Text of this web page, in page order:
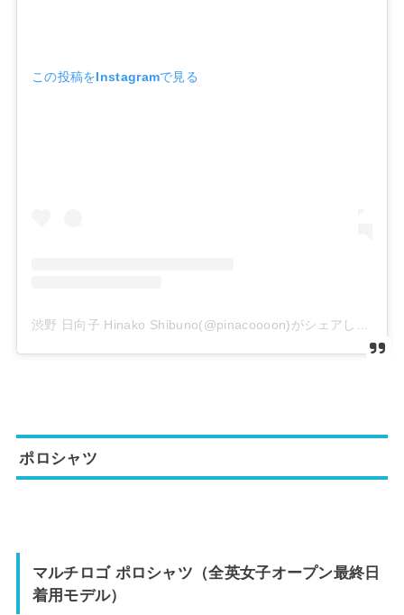
この投稿をInstagramで見る
ポロシャツ
マルチロゴ ポロシャツ（全英女子オープン最終日
着用モデル）